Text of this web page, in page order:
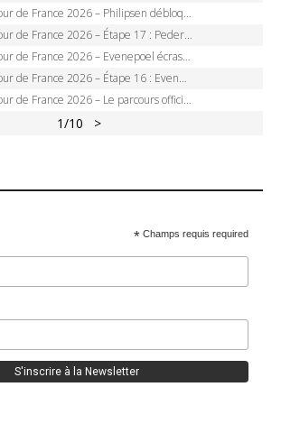
France 2026 – Philipsen débloque son compteur à Voiron, Pedersen en danger pour le maillot vert
de France 2026 – Étape 17 : Pedersen peut-il verrouiller le maillot vert à Voiron ?
France 2026 – Evenepoel écrase le chrono d’Évian, Seixas 4e, Lipowitz abandonne
France 2026 – Étape 16 : Evenepoel, Pogacar, Ganna… qui domptera le chrono d’Évian pour redessiner le podium ?
de France 2026 – Le parcours officiel complet : 21 étapes, profils, carte et dates
1/10 >
* Champs requis required